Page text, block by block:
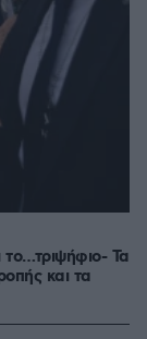
Τα
και τα